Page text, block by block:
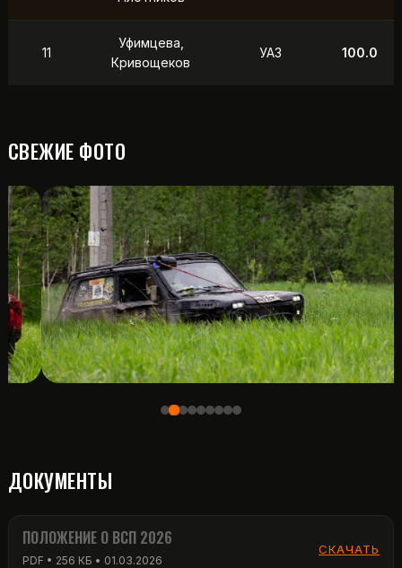
11
Уфимцева,
Кривощеков
УАЗ 100.0
СВЕЖИЕ ФОТО
ДОКУМЕНТЫ
ПОЛОЖЕНИЕ О ВСП 2026
PDF • 256 КБ • 01.03.2026
СКАЧАТЬ